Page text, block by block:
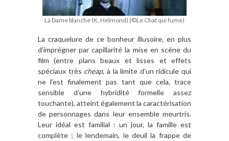
La Dame blanche (K. Helmond) (©Le Chat qui fume)
La craquelure de ce bonheur illusoire, en plus
d’imprégner par capillarité la mise en scène du
film (entre plans beaux et lisses et effets
spéciaux très cheap, à la limite d’un ridicule qui
ne l’est finalement pas tant que cela, trace
sensible d’une hybridité formelle assez
touchante), atteint également la caractérisation
de personnages dans leur ensemble meurtris.
Leur idéal est familial : un jour, la famille est
complète ; le lendemain, le deuil la frappe de